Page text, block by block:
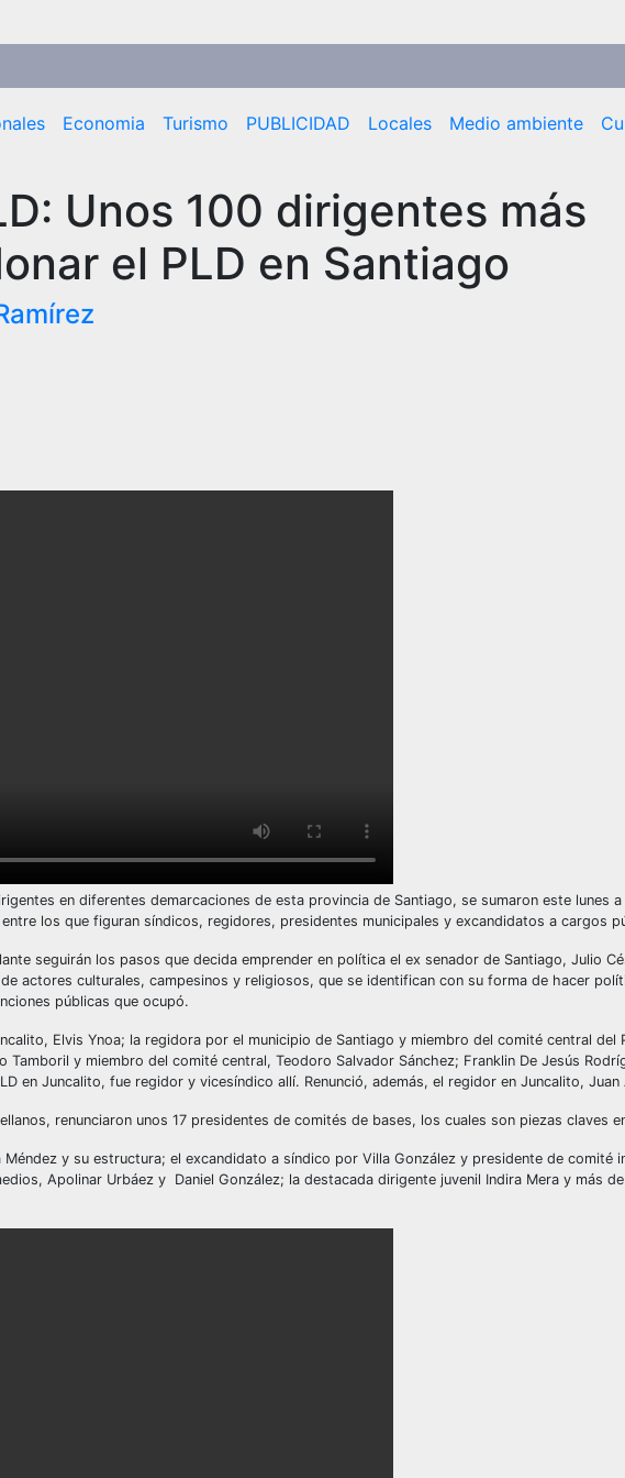
Economia Turismo PUBLICIDAD Locales Medio ambiente
Unos 100 dirigentes más
el PLD en Santiago
en diferentes demarcaciones de esta provincia de Santiago, se sumaron este lunes a
los que figuran síndicos, regidores, presidentes municipales y excandidatos a cargos
seguirán los pasos que decida emprender en política el ex senador de Santiago, Julio
actores culturales, campesinos y religiosos, que se identifican con su forma de hacer
públicas que ocupó.
Elvis Ynoa; la regidora por el municipio de Santiago y miembro del comité central del
Tamboril y miembro del comité central, Teodoro Salvador Sánchez; Franklin De Jesús
en Juncalito, fue regidor y vicesíndico allí. Renunció, además, el regidor en Juncalito, Juan
renunciaron unos 17 presidentes de comités de bases, los cuales son piezas claves
y su estructura; el excandidato a síndico por Villa González y presidente de comité
Apolinar Urbáez y Daniel González; la destacada dirigente juvenil Indira Mera y más